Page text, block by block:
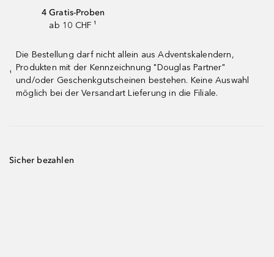
4 Gratis-Proben
ab 10 CHF ¹
¹
Die Bestellung darf nicht allein aus Adventskalendern,
Produkten mit der Kennzeichnung "Douglas Partner"
und/oder Geschenkgutscheinen bestehen. Keine Auswahl
möglich bei der Versandart Lieferung in die Filiale.
Sicher bezahlen